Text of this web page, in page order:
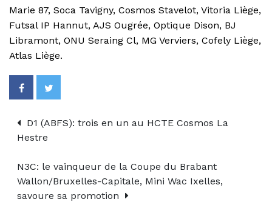
Marie 87, Soca Tavigny, Cosmos Stavelot, Vitoria Liège,
Futsal IP Hannut, AJS Ougrée, Optique Dison, BJ
Libramont, ONU Seraing Cl, MG Verviers, Cofely Liège,
Atlas Liège.
D1 (ABFS): trois en un au HCTE Cosmos La
Hestre
N3C: le vainqueur de la Coupe du Brabant
Wallon/Bruxelles-Capitale, Mini Wac Ixelles,
savoure sa promotion